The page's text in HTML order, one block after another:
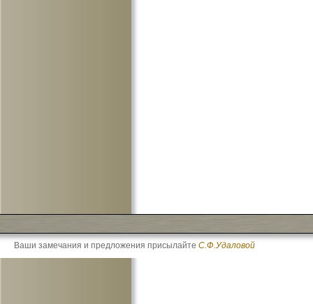
Ваши замечания и предложения присылайте С.Ф.Удаловой